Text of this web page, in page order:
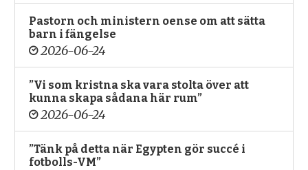
Pastorn och ministern oense om att sätta
barn i fängelse
2026-06-24
”Vi som kristna ska vara stolta över att
kunna skapa sådana här rum”
2026-06-24
”Tänk på detta när Egypten gör succé i
fotbolls-VM”